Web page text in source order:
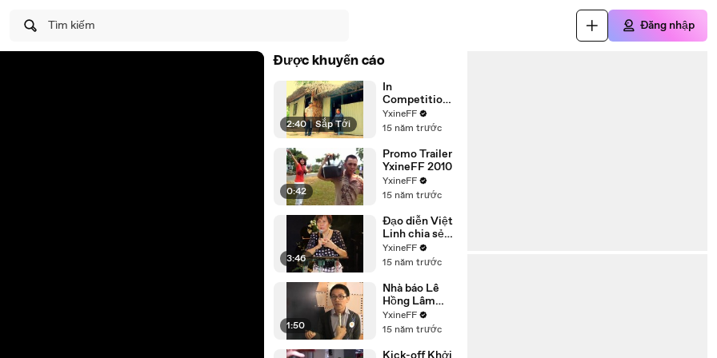
Tìm kiếm Đăng nhập
Được khuyến cáo
2:40 | Sắp Tới
In
Competition
of YxineFF
2011
YxineFF
15 năm trước
0:42
Promo Trailer
YxineFF 2010
YxineFF
15 năm trước
3:46
Đạo diễn Việt
Linh chia sẻ
tại lễ trao giải
YxineFF 2010
YxineFF
15 năm trước
1:50
Nhà báo Lê
Hồng Lâm
chia sẻ tại lễ
trao giải
YxineFF
15 năm trước